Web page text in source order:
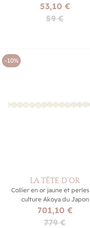
53,10 €
59 €
-10%
LA TÊTE D'OR
Collier en or jaune et
culture Akoya du Japon
701,10 €
779 €